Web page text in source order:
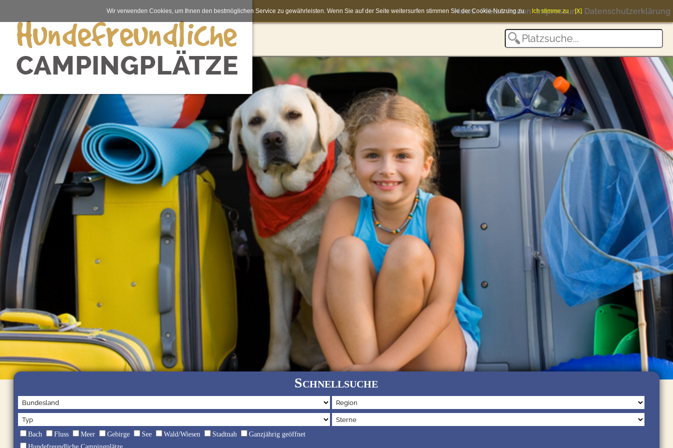
News Plätze finden Impressum Datenschutzerklärung
Schnellsuche
Bach Fluss Meer Gebirge See Wald/Wiesen Stadtnah
Ganzjährig geöffnet
Wir verwenden Cookies, um Ihnen den bestmöglichen Service zu gewährleisten. Wenn Sie auf der Seite weitersurfen stimmen Sie der Cookie-Nutzung zu. Ich stimme zu [X]